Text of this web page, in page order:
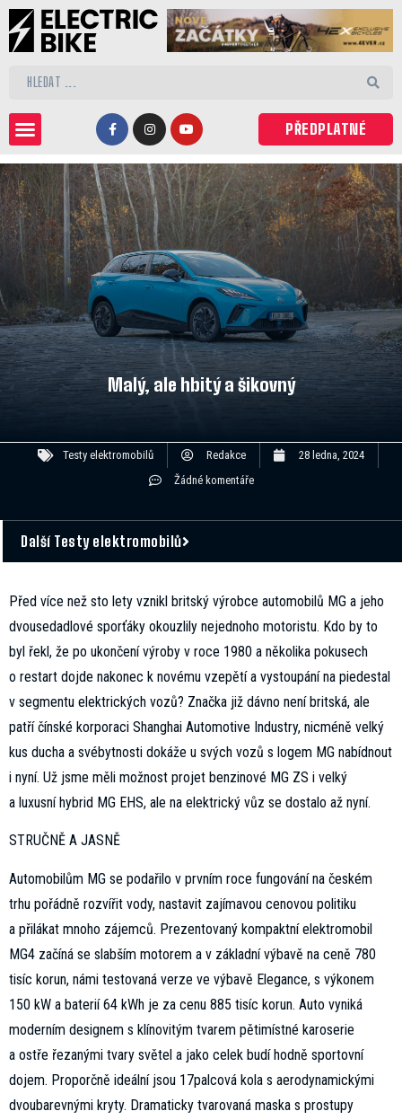
PŘEDPLATNÉ
Malý, ale hbitý a šikovný
Testy elektromobilů Redakce
28 ledna, 2024
Žádné komentáře
Další Testy elektromobilů
Před více než sto lety vznikl britský výrobce automobilů MG a jeho
dvousedadlové sporťáky okouzlily nejednoho motoristu. Kdo by to
byl řekl, že po ukončení výroby v roce 1980 a několika pokusech
o restart dojde nakonec k novému vzepětí a vystoupání na piedestal
v segmentu elektrických vozů? Značka již dávno není britská, ale
patří čínské korporaci Shanghai Automotive Industry, nicméně velký
kus ducha a svébytnosti dokáže u svých vozů s logem MG nabídnout
i nyní. Už jsme měli možnost projet benzinové MG ZS i velký
a luxusní hybrid MG EHS, ale na elektrický vůz se dostalo až nyní.
STRUČNĚ A JASNĚ
Automobilům MG se podařilo v prvním roce fungování na českém
trhu pořádně rozvířit vody, nastavit zajímavou cenovou politiku
a přilákat mnoho zájemců. Prezentovaný kompaktní elektromobil
MG4 začíná se slabším motorem a v základní výbavě na ceně 780
tisíc korun, námi testovaná verze ve výbavě Elegance, s výkonem
150 kW a baterií 64 kWh je za cenu 885 tisíc korun. Auto vyniká
moderním designem s klínovitým tvarem pětimístné karoserie
a ostře řezanými tvary světel a jako celek budí hodně sportovní
dojem. Proporčně ideální jsou 17palcová kola s aerodynamickými
dvoubarevnými kryty. Dramaticky tvarovaná maska s prostupy